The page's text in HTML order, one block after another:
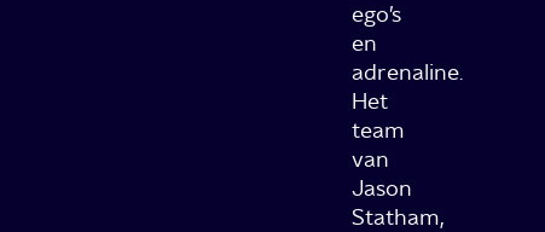
ego’s
en
adrenaline.
Het
team
van
Jason
Statham,